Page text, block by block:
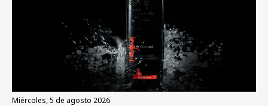
miércoles, 5 de agosto 2026